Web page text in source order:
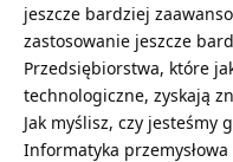
jeszcze bardziej
zastosowanie jeszcze
Przedsiębiorstwa, które
technologiczne, zyskają
Jak myślisz, czy jesteśmy
Informatyka